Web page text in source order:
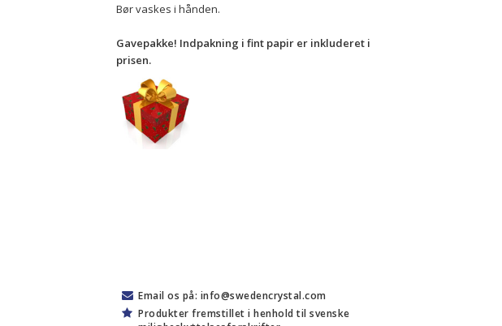
Bør vaskes i hånden.
Gavepakke! Indpakning i fint papir er inkluderet i
prisen.
Email os på: info@swedencrystal.com
Produkter fremstillet i henhold til svenske